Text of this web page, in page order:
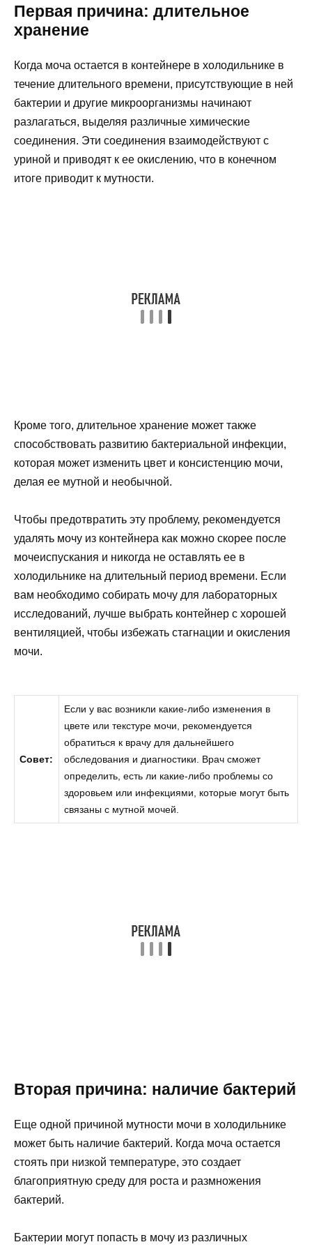
Первая причина: длительное
хранение
Когда моча остается в контейнере в холодильнике в
течение длительного времени, присутствующие в ней
бактерии и другие микроорганизмы начинают
разлагаться, выделяя различные химические
соединения. Эти соединения взаимодействуют с
уриной и приводят к ее окислению, что в конечном
итоге приводит к мутности.
Кроме того, длительное хранение может также
способствовать развитию бактериальной инфекции,
которая может изменить цвет и консистенцию мочи,
делая ее мутной и необычной.
Чтобы предотвратить эту проблему, рекомендуется
удалять мочу из контейнера как можно скорее после
мочеиспускания и никогда не оставлять ее в
холодильнике на длительный период времени. Если
вам необходимо собирать мочу для лабораторных
исследований, лучше выбрать контейнер с хорошей
вентиляцией, чтобы избежать стагнации и окисления
мочи.
Совет:
Если у вас возникли какие-либо изменения в
цвете или текстуре мочи, рекомендуется
обратиться к врачу для дальнейшего
обследования и диагностики. Врач сможет
определить, есть ли какие-либо проблемы со
здоровьем или инфекциями, которые могут быть
связаны с мутной мочей.
Вторая причина: наличие бактерий
Еще одной причиной мутности мочи в холодильнике
может быть наличие бактерий. Когда моча остается
стоять при низкой температуре, это создает
благоприятную среду для роста и размножения
бактерий.
Бактерии могут попасть в мочу из различных